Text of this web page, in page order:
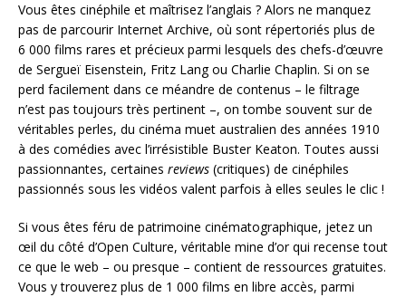
Vous êtes cinéphile et maîtrisez l’anglais ? Alors ne manquez
pas de parcourir Internet Archive, où sont répertoriés plus de
6 000 films rares et précieux parmi lesquels des chefs-d’œuvre
de Sergueï Eisenstein, Fritz Lang ou Charlie Chaplin. Si on se
perd facilement dans ce méandre de contenus – le filtrage
n’est pas toujours très pertinent –, on tombe souvent sur de
véritables perles, du cinéma muet australien des années 1910
à des comédies avec l’irrésistible Buster Keaton. Toutes aussi
passionnantes, certaines reviews (critiques) de cinéphiles
passionnés sous les vidéos valent parfois à elles seules le clic !
Si vous êtes féru de patrimoine cinématographique, jetez un
œil du côté d’Open Culture, véritable mine d’or qui recense tout
ce que le web – ou presque – contient de ressources gratuites.
Vous y trouverez plus de 1 000 films en libre accès, parmi